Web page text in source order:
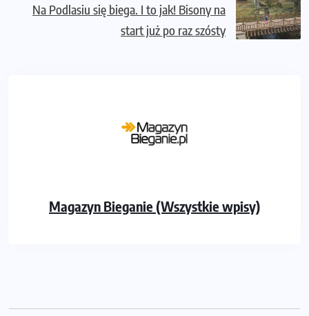
Na Podlasiu się biega. I to jak! Bisony na
start już po raz szósty
Magazyn Bieganie (Wszystkie wpisy)